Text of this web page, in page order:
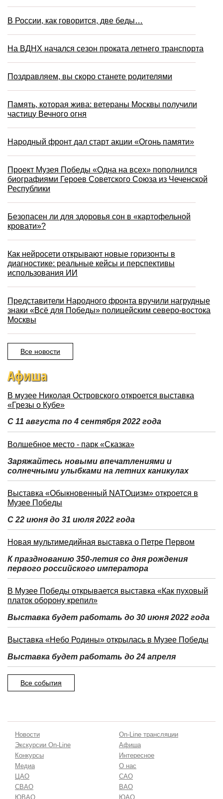
В России, как говорится, две беды…
На ВДНХ начался сезон проката летнего транспорта
Поздравляем, вы скоро станете родителями
Память, которая жива: ветераны Москвы получили
частицу Вечного огня
Народный фронт дал старт акции «Огонь памяти»
Проект Музея Победы «Одна на всех» пополнился
биографиями Героев Советского Союза из Чеченской
Республики
Безопасен ли для здоровья сон в «картофельной
кровати»?
Как нейросети открывают новые горизонты в
диагностике: реальные кейсы и перспективы
использования ИИ
Представители Народного фронта вручили нагрудные
знаки «Всё для Победы» полицейским северо-востока
Москвы
Все новости
Афиша
В музее Николая Островского откроется выставка
«Грезы о Кубе»
С 11 августа по 4 сентября 2022 года
Волшебное место - парк «Сказка»
Заряжайтесь новыми впечатлениями и
солнечными улыбками на летних каникулах
Выставка «Обыкновенный NATOцизм» откроется в
Музее Победы
С 22 июня до 31 июля 2022 года
Новая мультимедийная выставка о Петре Первом
К празднованию 350-летия со дня рождения
первого российского императора
В Музее Победы открывается выставка «Как пуховый
платок оборону крепил»
Выставка будет работать до 30 июня 2022 года
Выставка «Небо Родины» открылась в Музее Победы
Выставка будет работать до 24 апреля
Все события
Новости
On-Line трансляции
Экскурсии On-Line
Афиша
Конкурсы
Интересное
Медиа
О нас
ЦАО
САО
СВАО
ВАО
ЮВАО
ЮАО